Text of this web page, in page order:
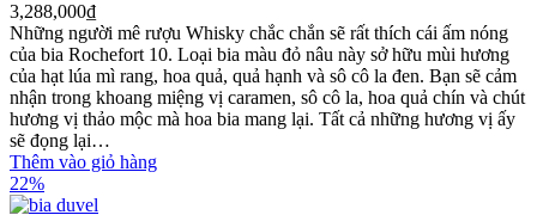
3,288,000₫
Những người mê rượu Whisky chắc chắn sẽ rất thích cái ấm nóng
của bia Rochefort 10. Loại bia màu đỏ nâu này sở hữu mùi hương
của hạt lúa mì rang, hoa quả, quả hạnh và sô cô la đen. Bạn sẽ cảm
nhận trong khoang miệng vị caramen, sô cô la, hoa quả chín và chút
hương vị thảo mộc mà hoa bia mang lại. Tất cả những hương vị ấy
sẽ đọng lại…
Thêm vào giỏ hàng
22%